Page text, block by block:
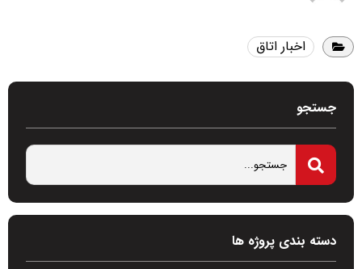
اخبار اتاق
جستجو
دسته بندی پروژه ها